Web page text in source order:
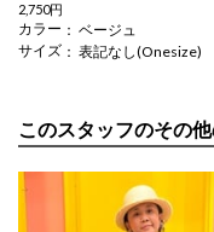
2,750円
カラー
ベージュ
サイズ
表記なし(Onesize)
このスタッフのその